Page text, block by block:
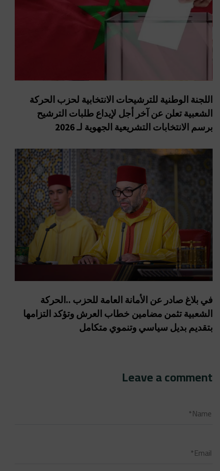
اللجنة الوطنية للترشيحات الانتخابية لحزب الحركة
الشعبية تعلن عن آخر أجل لإيداع طلبات الترشيح
برسم الانتخابات التشريعية الجهوية لـ 2026
في بلاغ صادر عن الأمانة العامة للحزب ..الحركة
الشعبية تثمن مضامين خطاب العرش وتؤكد التزامها
بتقديم بديل سياسي وتنموي متكامل
Leave a comment